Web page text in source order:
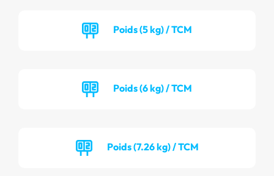
Poids (5 kg) / TCM
Poids (6 kg) / TCM
Poids (7.26 kg) / TCM